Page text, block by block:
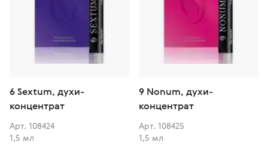
6 Sextum, духи-
концентрат
Арт. 108424
1,5 мл
9 Nonum, духи-
концентрат
Арт. 108425
1,5 мл